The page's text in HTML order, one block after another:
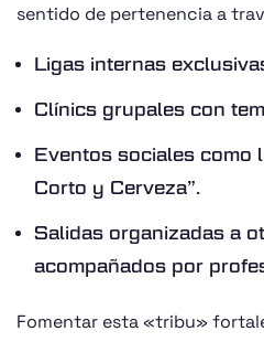
sentido de pertenencia a
Ligas internas
Clínics grupales con
Eventos sociales como
Corto y Cerveza”.
Salidas organizadas a
acompañados por
Fomentar esta «tribu»